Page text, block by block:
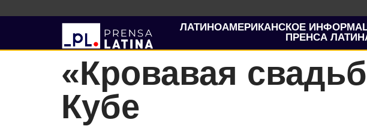
ЛАТИНОАМЕРИКАНСКОЕ
ПРЕНСА
«Кровавая
Кубе